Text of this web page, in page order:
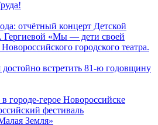
отчётный концерт Детской
«Мы — дети своей
городского театра.
достойно встретить 81-ю годовщину
городе-герое Новороссийске
фестиваль
Земля»